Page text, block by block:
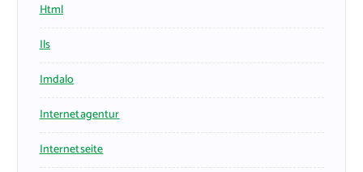
Html
Ils
Imdalo
Internetagentur
Internetseite